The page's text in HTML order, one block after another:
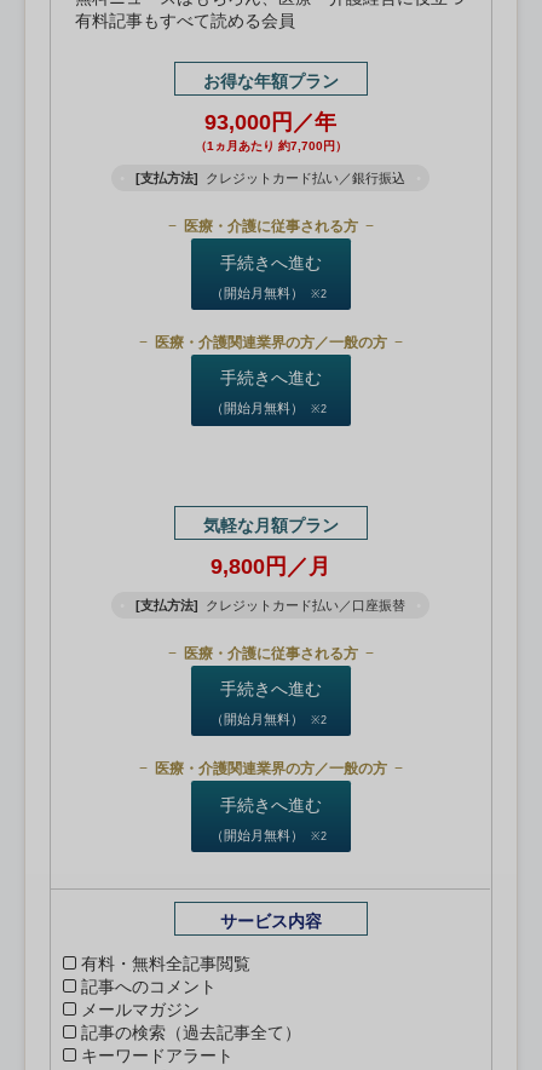
有料記事もすべて読める会員
お得な年額プラン
93,000円／年
（1ヵ月あたり 約7,700円）
[支払方法] クレジットカード払い／銀行振込
医療・介護に従事される方
手続きへ進む
（開始月無料） ※2
医療・介護関連業界の方／一般の方
手続きへ進む
（開始月無料） ※2
気軽な月額プラン
9,800円／月
[支払方法] クレジットカード払い／口座振替
医療・介護に従事される方
手続きへ進む
（開始月無料） ※2
医療・介護関連業界の方／一般の方
手続きへ進む
（開始月無料） ※2
サービス内容
有料・無料全記事閲覧
記事へのコメント
メールマガジン
記事の検索（過去記事全て）
キーワードアラート